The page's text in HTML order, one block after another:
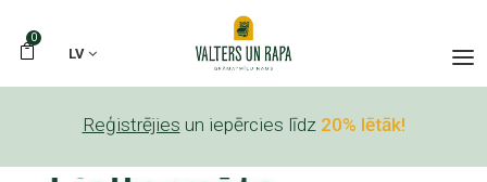
0
LV
Reģistrējies un iepērcies līdz 20% lētāk!